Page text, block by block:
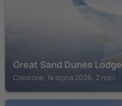
Great Sand Dunes Lodge
Crestone, 14 srpna 2026, 2 noci